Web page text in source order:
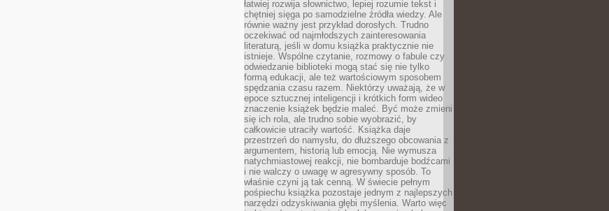
łatwiej rozwija słownictwo, lepiej rozumie tekst i
chętniej sięga po samodzielne źródła wiedzy. Ale
równie ważny jest przykład dorosłych. Trudno
oczekiwać od najmłodszych zainteresowania
literaturą, jeśli w domu książka praktycznie nie
istnieje. Wspólne czytanie, rozmowy o fabule czy
odwiedzanie biblioteki mogą stać się nie tylko
formą edukacji, ale też wartościowym sposobem
spędzania czasu razem. Niektórzy uważają, że w
epoce sztucznej inteligencji i krótkich form wideo
znaczenie książek będzie maleć. Być może zmieni
się ich rola, ale trudno sobie wyobrazić, by
całkowicie utraciły wartość. Książka daje
przestrzeń do namysłu, do dłuższego obcowania z
argumentem, historią lub emocją. Nie wymusza
natychmiastowej reakcji, nie bombarduje bodźcami
i nie walczy o uwagę w agresywny sposób. To
właśnie czyni ją tak cenną. W świecie pełnym
pośpiechu książka pozostaje jednym z najlepszych
narzędzi odzyskiwania głębi myślenia. Warto więc